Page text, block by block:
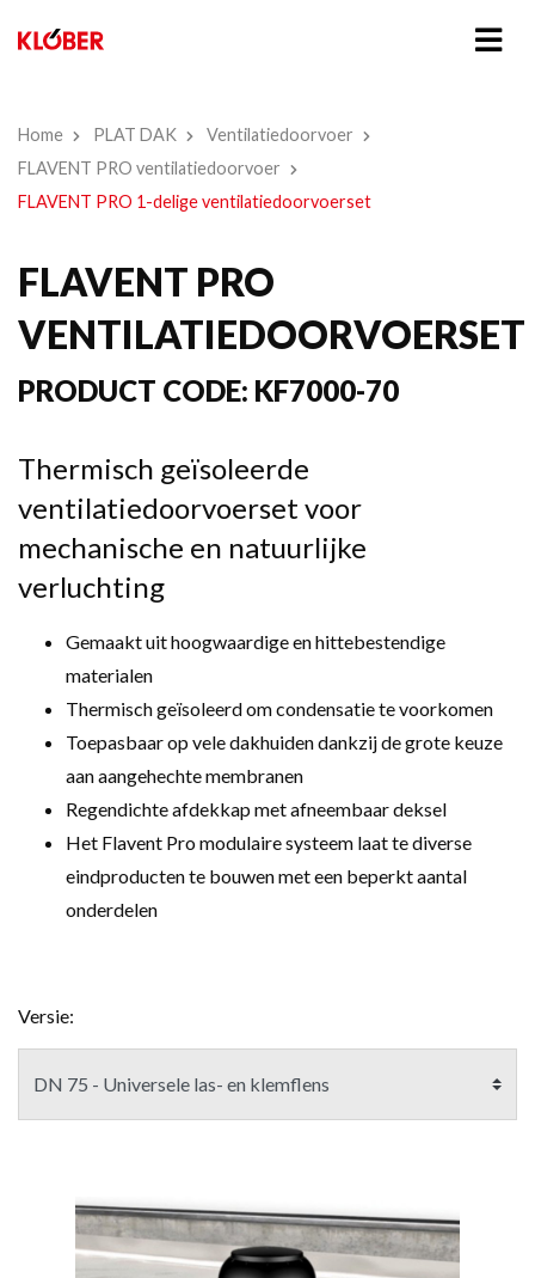
Home PLAT DAK
Ventilatiedoorvoer
FLAVENT PRO ventilatiedoorvoer
FLAVENT PRO 1-delige ventilatiedoorvoerset
FLAVENT PRO
VENTILATIEDOORVOERSET
PRODUCT CODE: KF7000-70
Thermisch geïsoleerde
ventilatiedoorvoerset voor
mechanische en natuurlijke
verluchting
Gemaakt uit hoogwaardige en hittebestendige
materialen
Thermisch geïsoleerd om condensatie te voorkomen
Toepasbaar op vele dakhuiden dankzij de grote keuze
aan aangehechte membranen
Regendichte afdekkap met afneembaar deksel
Het Flavent Pro modulaire systeem laat te diverse
eindproducten te bouwen met een beperkt aantal
onderdelen
Versie: